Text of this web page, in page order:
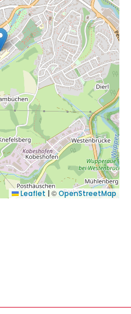
Leaflet | ©OpenStreetMap